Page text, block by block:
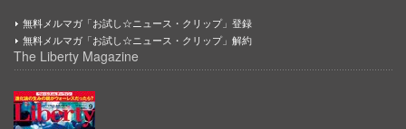
無料メルマガ「お試し☆ニュース・クリップ」登録
無料メルマガ「お試し☆ニュース・クリップ」解約
The Liberty Magazine